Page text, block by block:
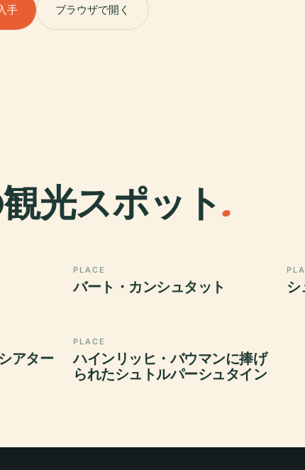
手 ブラウザで開く
光スポット.
PLACE
バート・カンシュタット シ
アター
PLACE
ハインリッヒ・バウマンに捧げ
られたシュトルパーシュタイン